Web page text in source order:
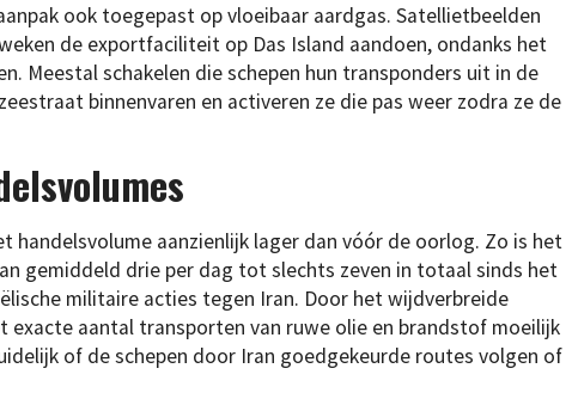
ook toegepast op vloeibaar aardgas. Satellietbeelden
de exportfaciliteit op Das Island aandoen, ondanks het
Meestal schakelen die schepen hun transponders uit in de
binnenvaren en activeren ze die pas weer zodra ze de
handelsvolume aanzienlijk lager dan vóór de oorlog. Zo is het
gemiddeld drie per dag tot slechts zeven in totaal sinds het
militaire acties tegen Iran. Door het wijdverbreide
exacte aantal transporten van ruwe olie en brandstof moeilijk
of de schepen door Iran goedgekeurde routes volgen of